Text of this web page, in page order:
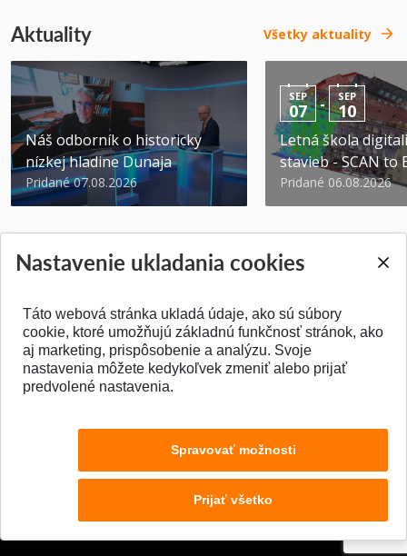
Aktuality Všetky aktuality
Náš odborník o historicky
nízkej hladine Dunaja
Pridané 07.08.2026
SEP
07 - SEP
10
Letná škola
stavieb - SCAN to
Pridané 06.08.2026
SPÄŤ NA VRCH
Nastavenie ukladania cookies
Táto webová stránka ukladá údaje, ako sú súbory
cookie, ktoré umožňujú základnú funkčnosť stránok, ako
aj marketing, prispôsobenie a analýzu. Svoje
nastavenia môžete kedykoľvek zmeniť alebo prijať
predvolené nastavenia.
Spravovať možnosti
Prijať všetko